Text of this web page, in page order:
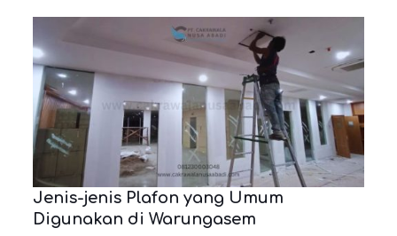
Jenis-jenis Plafon yang Umum
Digunakan di Warungasem